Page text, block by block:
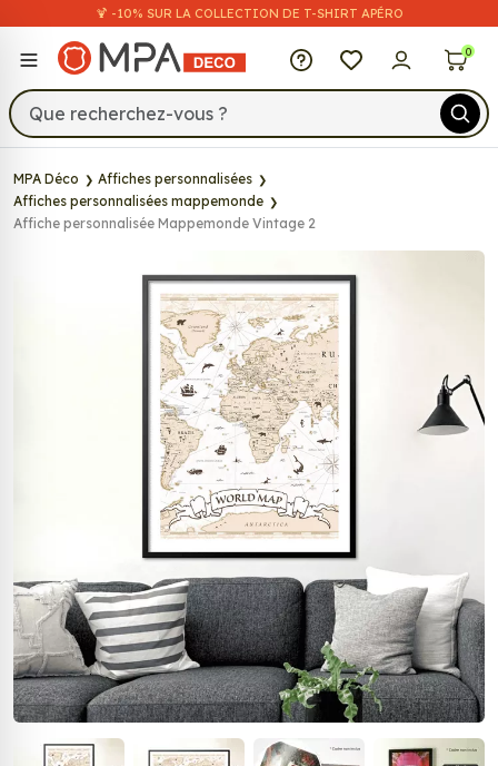
🍹 -10% SUR LA COLLECTION DE T-SHIRT APÉRO
MPA Déco 0
MPA Déco
Affiches personnalisées
Affiches personnalisées mappemonde
Affiche personnalisée Mappemonde Vintage 2